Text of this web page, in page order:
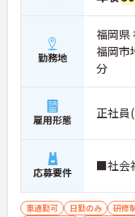
勤務地
福岡県
福岡市
分
雇用形態 正社員
応募要件 ■社会
車通勤可 日勤のみ 研修